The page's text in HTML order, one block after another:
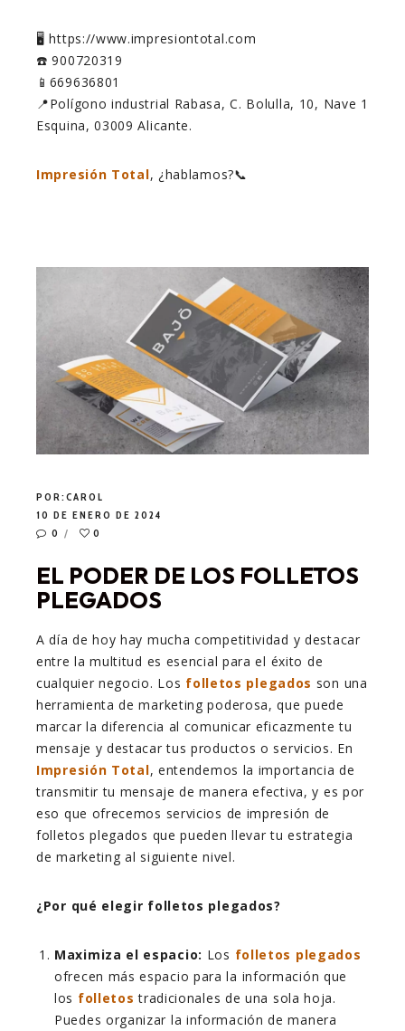
🖥️ https://www.impresiontotal.com
☎️ 900720319
📱669636801
📍Polígono industrial Rabasa, C. Bolulla, 10, Nave 1
Esquina, 03009 Alicante.
Impresión Total, ¿hablamos?📞
POR:CAROL
10 DE ENERO DE 2024
0
0
EL PODER DE LOS FOLLETOS
PLEGADOS
A día de hoy hay mucha competitividad y destacar
entre la multitud es esencial para el éxito de
cualquier negocio. Los folletos plegados son una
herramienta de marketing poderosa, que puede
marcar la diferencia al comunicar eficazmente tu
mensaje y destacar tus productos o servicios. En
Impresión Total, entendemos la importancia de
transmitir tu mensaje de manera efectiva, y es por
eso que ofrecemos servicios de impresión de
folletos plegados que pueden llevar tu estrategia
de marketing al siguiente nivel.
¿Por qué elegir folletos plegados?
Maximiza el espacio: Los folletos plegados
ofrecen más espacio para la información que
los folletos tradicionales de una sola hoja.
Puedes organizar la información de manera